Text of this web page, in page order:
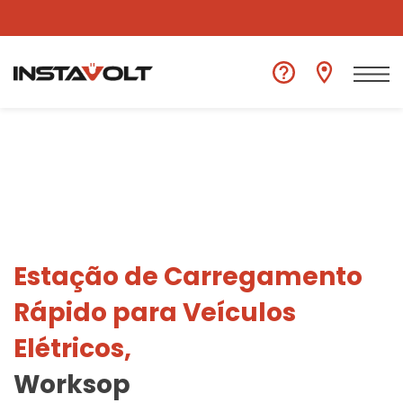
Ver outra localização
Estação de Carregamento
Rápido para Veículos
Elétricos,
Worksop